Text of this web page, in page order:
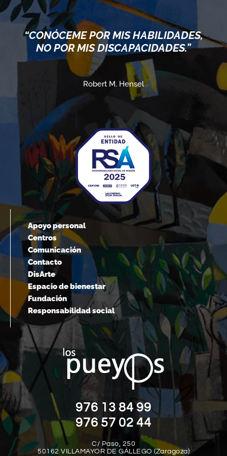
“CONÓCEME POR MIS HABILIDADES,
NO POR MIS DISCAPACIDADES.”
Robert M. Hensel
Apoyo personal
Centros
Comunicación
Contacto
DisArte
Espacio de bienestar
Fundación
Responsabilidad social
976 13 84 99
976 57 02 44
C/ Paso, 250
50162 VILLAMAYOR DE GÁLLEGO (Zaragoza)